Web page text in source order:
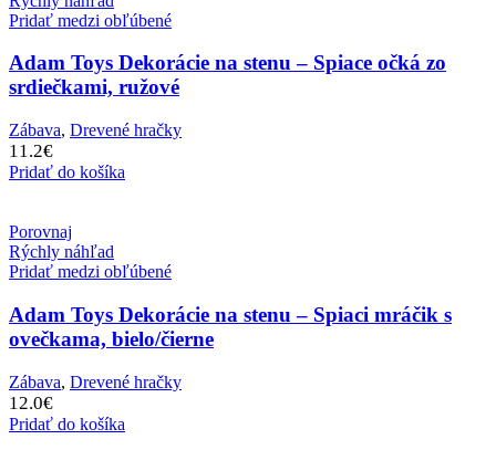
Pridať medzi obľúbené
Adam Toys Dekorácie na stenu – Spiace očká zo
srdiečkami, ružové
Zábava, Drevené hračky
11.2€
Pridať do košíka
Porovnaj
Rýchly náhľad
Pridať medzi obľúbené
Adam Toys Dekorácie na stenu – Spiaci mráčik s
ovečkama, bielo/čierne
Zábava, Drevené hračky
12.0€
Pridať do košíka